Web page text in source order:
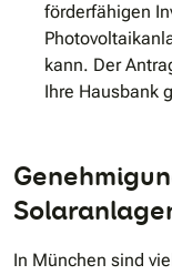
förderfähigen
kann. Der
Ihre Hausbank
In München sind